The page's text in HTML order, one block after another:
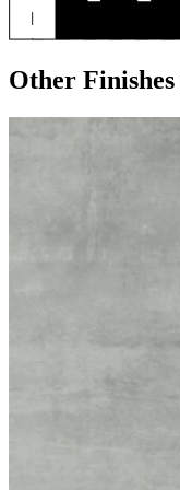
Other Finishes